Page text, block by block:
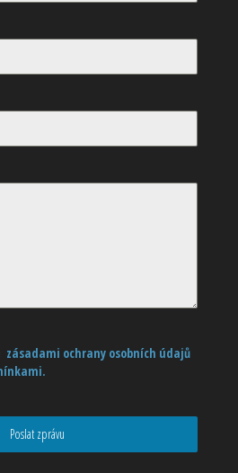
zásadami ochrany osobních údajů
Poslat zprávu